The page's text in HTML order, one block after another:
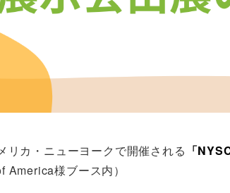
リカ・ニューヨークで開催される 「
America様ブース内）